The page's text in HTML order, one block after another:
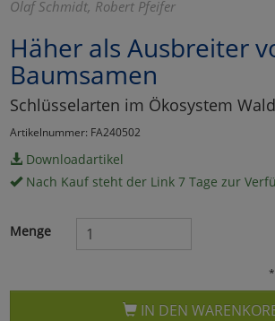
Olaf Schmidt, Robert Pfeifer
Häher als Ausbreiter
Baumsamen
Schlüsselarten im Ökosystem Wald
Artikelnummer: FA240502
Downloadartikel
Nach Kauf steht der Link 7 Tage zur
Menge
IN DEN
Umfragetools
Cookies
Einstellungen
zu